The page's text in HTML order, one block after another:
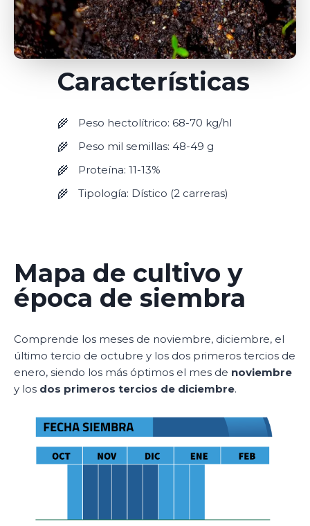
Características
Peso hectolítrico: 68-70 kg/hl
Peso mil semillas: 48-49 g
Proteína: 11-13%
Tipología: Dístico (2 carreras)
Mapa de cultivo y
época de siembra
Comprende los meses de noviembre, diciembre, el
último tercio de octubre y los dos primeros tercios de
enero, siendo los más óptimos el mes de noviembre
y los dos primeros tercios de diciembre.